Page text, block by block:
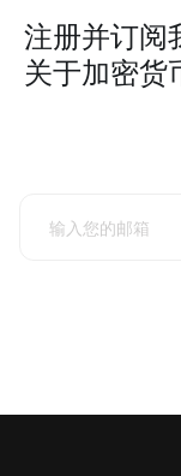
注册并订阅
关于加密货